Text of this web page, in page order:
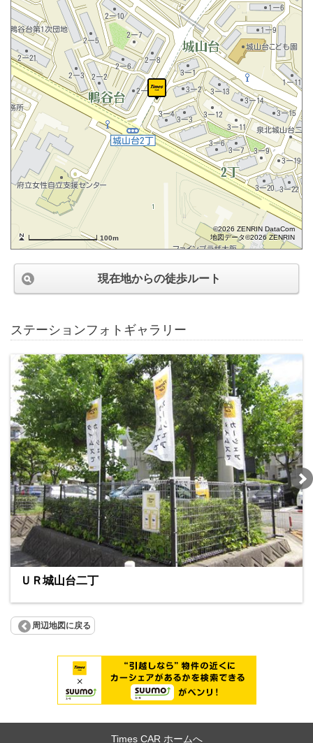
100m
©2026 ZENRIN DataCom
地図データ©2026 ZENRIN
現在地からの徒歩ルート
ステーションフォトギャラリー
ＵＲ城山台二丁
周辺地図に戻る
Times CAR ホームへ